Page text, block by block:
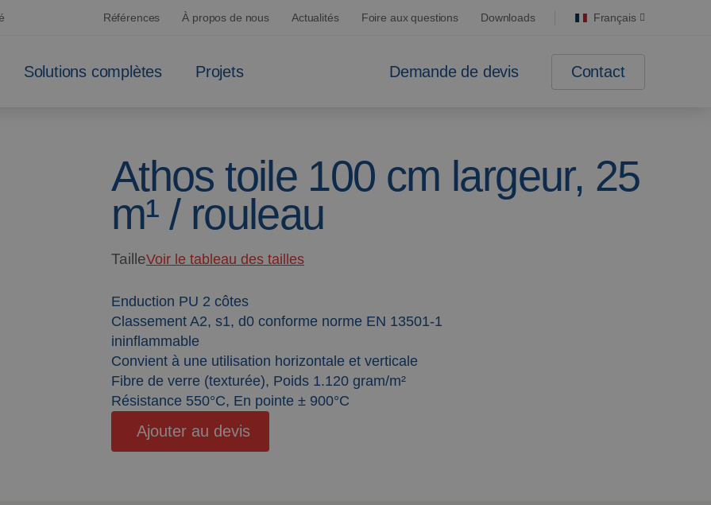
Références À propos de nous Actualités Foire aux questions Downloads Français
Solutions complètes Projets Demande de devis Contact
Athos toile 100 cm largeur, 25
m¹ / rouleau
TailleVoir le tableau des tailles
Enduction PU 2 côtes
Classement A2, s1, d0 conforme norme EN 13501-1
ininflammable
Convient à une utilisation horizontale et verticale
Fibre de verre (texturée), Poids 1.120 gram/m²
Résistance 550°C, En pointe ± 900°C
Ajouter au devis